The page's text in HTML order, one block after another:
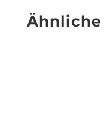
Ähnliche